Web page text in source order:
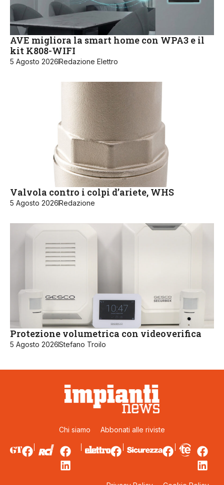
AVE migliora la smart home con WPA3 e il
kit K808-WIFI
5 Agosto 2026Redazione Elettro
Valvola contro i colpi d’ariete, WHS
5 Agosto 2026Redazione
Protezione volumetrica con videoverifica
5 Agosto 2026Stefano Troilo
Chi siamo Abbonati alle riviste